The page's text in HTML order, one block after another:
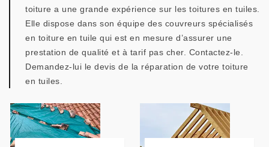
toiture a une grande expérience sur les toitures en tuiles.
Elle dispose dans son équipe des couvreurs spécialisés
en toiture en tuile qui est en mesure d’assurer une
prestation de qualité et à tarif pas cher. Contactez-le.
Demandez-lui le devis de la réparation de votre toiture
en tuiles.